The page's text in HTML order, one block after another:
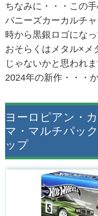
ちなみに・・・この
パニーズカーカルチ
時から黒銀ロゴになっ
おそらくはメタル×メ
じゃないかと思われ
2024年の新作・・・か
ヨーロピアン・
マ・マルチパッ
ップ